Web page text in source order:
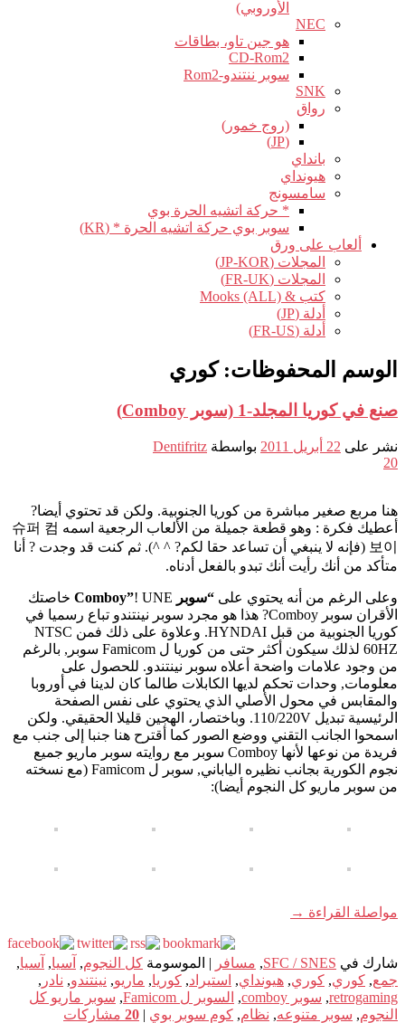
الأوروبي)
NEC
هو جين تاو، بطاقات
CD-Rom2
سوبر ننتندو-Rom2
SNK
رواق
(روج خمور)
(JP)
بانداي
هيونداي
سامسونج
* حركة اتشيه الحرة بوي
سوبر بوي حركة اتشيه الحرة * (KR)
ألعاب على ورق
المجلات (JP-KOR)
المجلات (FR-UK)
كتب & Mooks (ALL)
أدلة (JP)
أدلة (FR-US)
الوسم المحفوظات:كوري
صنع في كوريا المجلد-1 (سوبر Comboy)
نشر على 22 أبريل 2011 بواسطة Dentifritz
20
هنا مربع صغير مباشرة من كوريا الجنوبية. ولكن قد تحتوي أيضا?
أعطيك فكرة : وهو قطعة جميلة من الألعاب الرجعية اسمه 슈퍼 컴
보이 (فإنه لا ينبغي أن تساعد حقا لكم? ^ ^). ثم كنت قد وجدت ? أنا
متأكد من أنك رأيت أنك تبدو بالفعل أدناه.
وعلى الرغم من أنه يحتوي على “سوبر Comboy”
! UNE خاصتك
الأقران سوبر Comboy? هذا هو مجرد سوبر نينتندو تباع رسميا في
كوريا الجنوبية من قبل HYNDAI. وعلاوة على ذلك فمن NTSC
60HZ لذلك سيكون أكثر حتى من كوريا ل Famicom سوبر, بالرغم
من وجود علامات واضحة أعلاه سوبر نينتندو. للحصول على
معلومات, وحدات تحكم لديها الكابلات طالما كان لدينا في أوروبا
والمقابس في محول الأصلي الذي يحتوي على نفس الصفحة
الرئيسية تبديل 110/220V. وباختصار، الهجين قليلا الحقيقي. ولكن
اسمحوا الجانب التقني ووضع الصور كما أقترح هنا جنبا إلى جنب مع
فريدة من نوعها لأنها Comboy سوبر مع روايته سوبر ماريو جميع
نجوم الكورية بجانب نظيره الياباني, سوبر ل Famicom (مع نسخته
من سوبر ماريو كل النجوم أيضا):
مواصلة القراءة →
شارك في SFC / SNES
, مسافر | الموسومة كل النجوم, آسيا, آسيا,
جمع, كوري, كوري, هيونداي, استيراد, كوريا, ماريو, نينتندو, نادر ,
retrogaming
, سوبر comboy , السوبر ل Famicom , سوبر ماريو كل
النجوم, سوبر متنوعه, نظام, كوم سوبر بوي |
20 مشاركات